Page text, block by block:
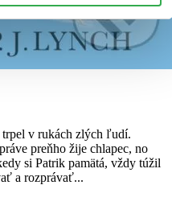
v rukách zlých ľudí.
preňho žije chlapec, no
si Patrik pamätá, vždy túžil
a rozprávať...